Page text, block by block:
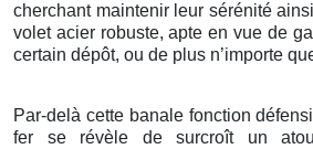
cherchant maintenir leur sérénité
volet acier robuste, apte en vue de
certain dépôt, ou de plus n’importe
Par-delà cette banale fonction
fer se révèle de surcroît un